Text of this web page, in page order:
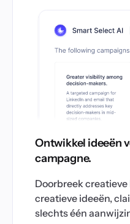
Ontwikkel ideeën
campagne.
Doorbreek
creatieve ideeën,
slechts één